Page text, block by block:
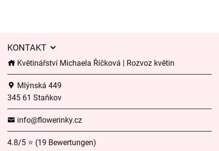
KONTAKT
Květinářství Michaela Říčková | Rozvoz květin
Mlýnská 449
345 61 Staňkov
info@flowerinky.cz
4.8/5 ⭐ (19 Bewertungen)